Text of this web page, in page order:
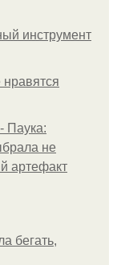
инструмент
Паука:
не
артефакт
бегать,